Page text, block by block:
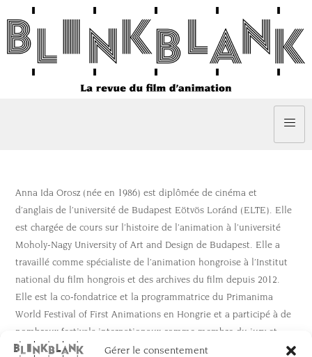
Gérer le consentement
Anna Ida Orosz (née en 1986) est diplômée de cinéma et
d’anglais de l’université de Budapest Eötvös Loránd (ELTE). Elle
est chargée de cours sur l’histoire de l’animation à l’université
Moholy-Nagy University of Art and Design de Budapest. Elle a
travaillé comme spécialiste de l’animation hongroise à l’Institut
national du film hongrois et des archives du film depuis 2012.
Elle est la co-fondatrice et la programmatrice du Primanima
World Festival of First Animations en Hongrie et a participé à de
nombreux festivals internationaux comme membre du jury et
comme programmatrice de rétrospectives de films d’animation.